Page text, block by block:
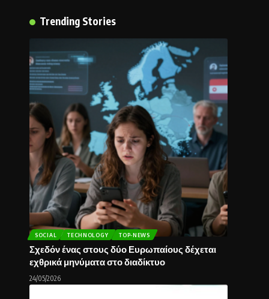
Trending Stories
SOCIAL TECHNOLOGY TOP-NEWS
Σχεδόν ένας στους δύο Ευρωπαίους δέχεται
εχθρικά μηνύματα στο διαδίκτυο
24/05/2026